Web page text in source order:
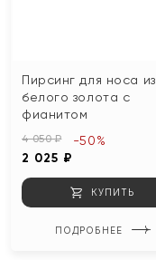
Пирсинг для носа из
белого золота с
фианитом
4 050 ₽
2 025 ₽
-50%
КУПИТЬ
ПОДРОБНЕЕ